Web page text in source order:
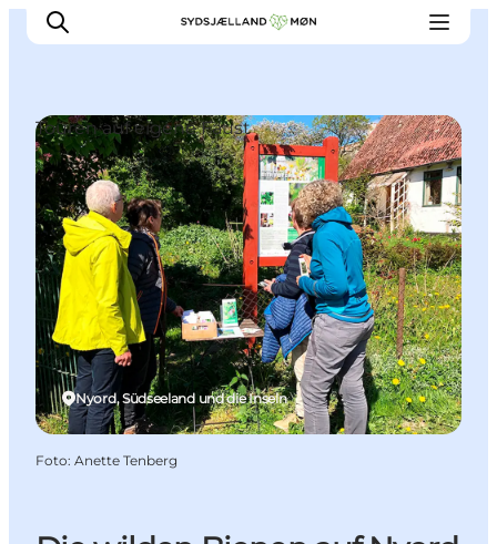
Erleben
Städte und Orte
Events
Essen
Unterkunft
Reise planen
Nyord, Südseeland und die Inseln
Touren auf eigene Faust
Foto: Anette Tenberg